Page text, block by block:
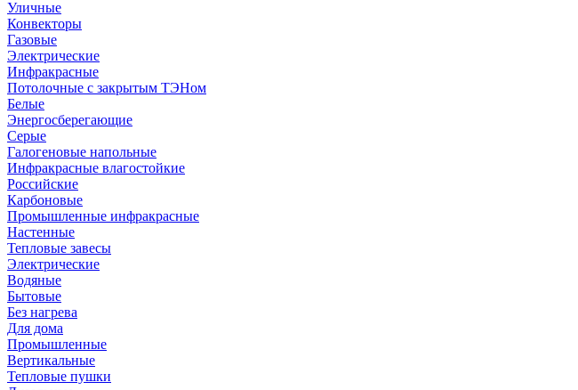
Уличные
Конвекторы
Газовые
Электрические
Инфракрасные
Потолочные с закрытым ТЭНом
Белые
Энергосберегающие
Серые
Галогеновые напольные
Инфракрасные влагостойкие
Российские
Карбоновые
Промышленные инфракрасные
Настенные
Тепловые завесы
Электрические
Водяные
Бытовые
Без нагрева
Для дома
Промышленные
Вертикальные
Тепловые пушки